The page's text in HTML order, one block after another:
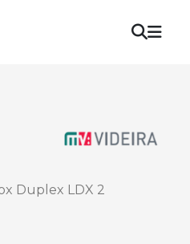
Duplex LDX 2